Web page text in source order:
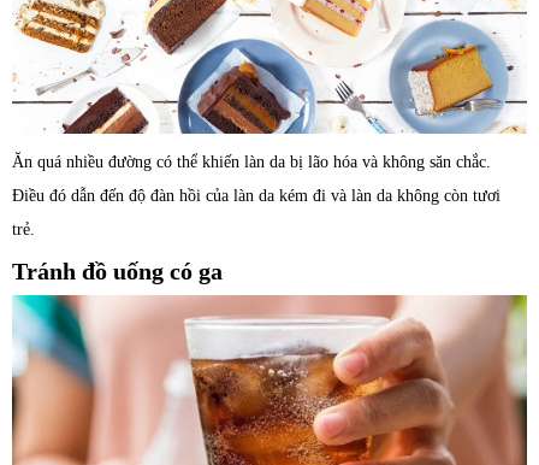
Ăn quá nhiều đường có thể khiến làn da bị lão hóa và không săn chắc.
Điều đó dẫn đến độ đàn hồi của làn da kém đi và làn da không còn tươi
trẻ.
Tránh đồ uống có ga